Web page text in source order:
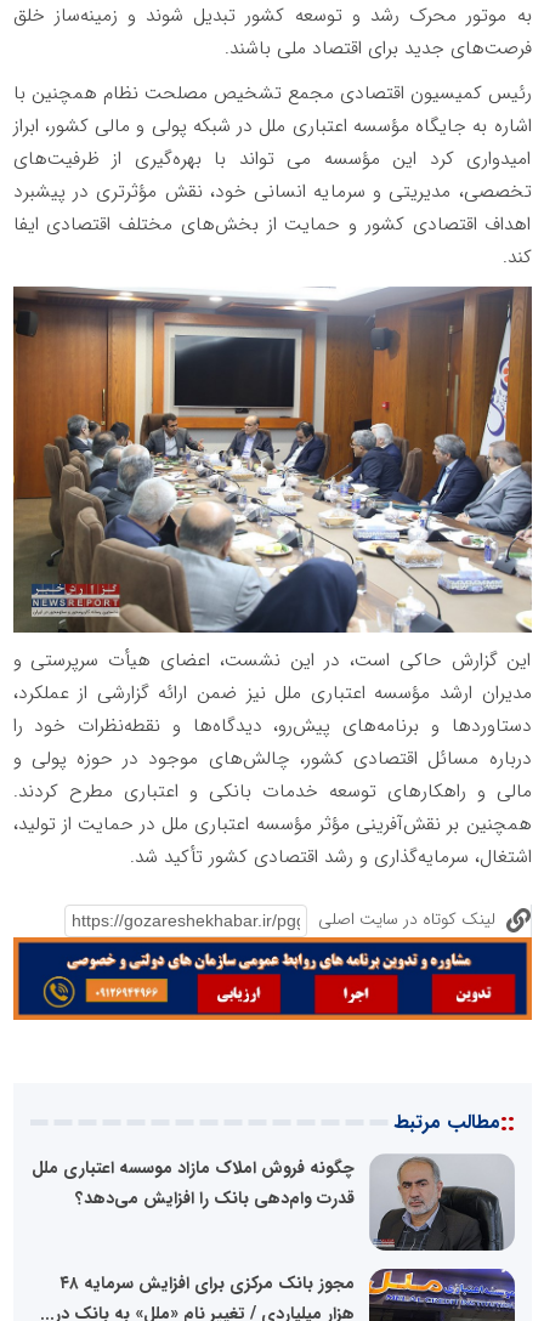
به موتور محرک رشد و توسعه کشور تبدیل شوند و زمینه‌ساز خلق
فرصت‌های جدید برای اقتصاد ملی باشند.
رئیس کمیسیون اقتصادی مجمع تشخیص مصلحت نظام همچنین با
اشاره به جایگاه مؤسسه اعتباری ملل در شبکه پولی و مالی کشور، ابراز
امیدواری کرد این مؤسسه می تواند با بهره‌گیری از ظرفیت‌های
تخصصی، مدیریتی و سرمایه انسانی خود، نقش مؤثرتری در پیشبرد
اهداف اقتصادی کشور و حمایت از بخش‌های مختلف اقتصادی ایفا
کند.
این گزارش حاکی است، در این نشست، اعضای هیأت سرپرستی و
مدیران ارشد مؤسسه اعتباری ملل نیز ضمن ارائه گزارشی از عملکرد،
دستاوردها و برنامه‌های پیش‌رو، دیدگاه‌ها و نقطه‌نظرات خود را
درباره مسائل اقتصادی کشور، چالش‌های موجود در حوزه پولی و
مالی و راهکارهای توسعه خدمات بانکی و اعتباری مطرح کردند.
همچنین بر نقش‌آفرینی مؤثر مؤسسه اعتباری ملل در حمایت از تولید،
اشتغال، سرمایه‌گذاری و رشد اقتصادی کشور تأکید شد.
لینک کوتاه در سایت اصلی
::مطالب مرتبط
چگونه فروش املاک مازاد موسسه اعتباری ملل
قدرت وام‌دهی بانک را افزایش می‌دهد؟
مجوز بانک مرکزی برای افزایش سرمایه ۴۸
هزار میلیاردی / تغییر نام «ملل» به بانک در...